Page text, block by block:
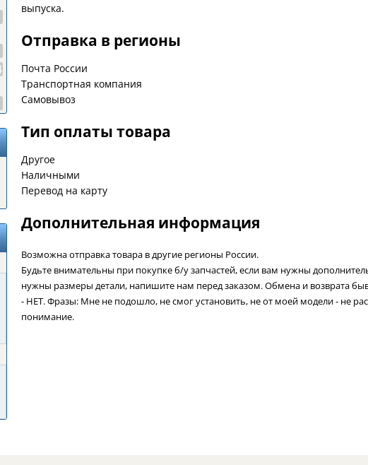
выпуска.
Отправка в регионы
Почта России
Транспортная компания
Самовывоз
Тип оплаты товара
Другое
Наличными
Перевод на карту
Дополнительная информация
Возможна отправка товара в другие регионы России.
Будьте внимательны при покупке б/у запчастей, если вам нужны
нужны размеры детали, напишите нам перед заказом. Обмена и возврата
- НЕТ. Фразы: Мне не подошло, не смог установить, не от моей модели - не
понимание.